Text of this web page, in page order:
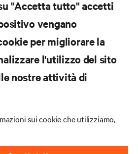
le ultime tendenze
"Accetta tutto" accetti
vengano
per migliorare la
l'utilizzo del sito
nostre attività di
sui cookie che utilizziamo,